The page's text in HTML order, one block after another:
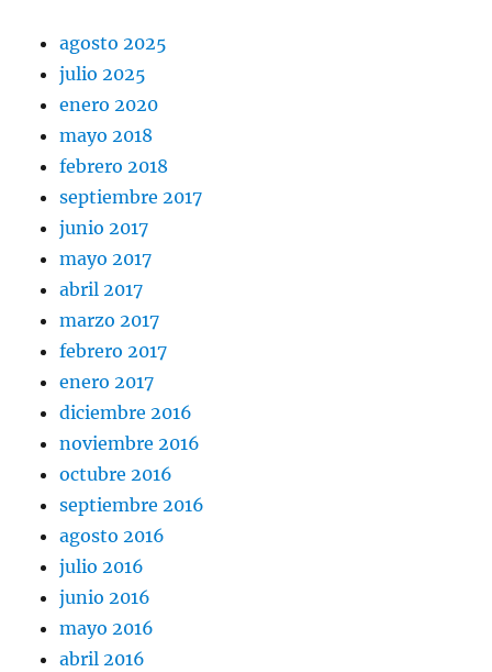
agosto 2025
julio 2025
enero 2020
mayo 2018
febrero 2018
septiembre 2017
junio 2017
mayo 2017
abril 2017
marzo 2017
febrero 2017
enero 2017
diciembre 2016
noviembre 2016
octubre 2016
septiembre 2016
agosto 2016
julio 2016
junio 2016
mayo 2016
abril 2016